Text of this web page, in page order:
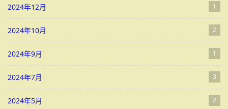
2024年12月 1
2024年10月 2
2024年9月 1
2024年7月 3
2024年5月 2